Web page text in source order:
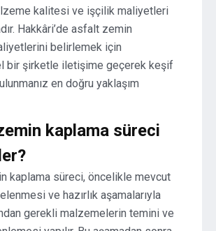
kalitesi ve işçilik maliyetleri
Hakkâri’de asfalt zemin
belirlemek için
bir şirketle iletişime geçerek keşif
en doğru yaklaşım
kaplama süreci
kaplama süreci, öncelikle mevcut
ve hazırlık aşamalarıyla
gerekli malzemelerin temini ve